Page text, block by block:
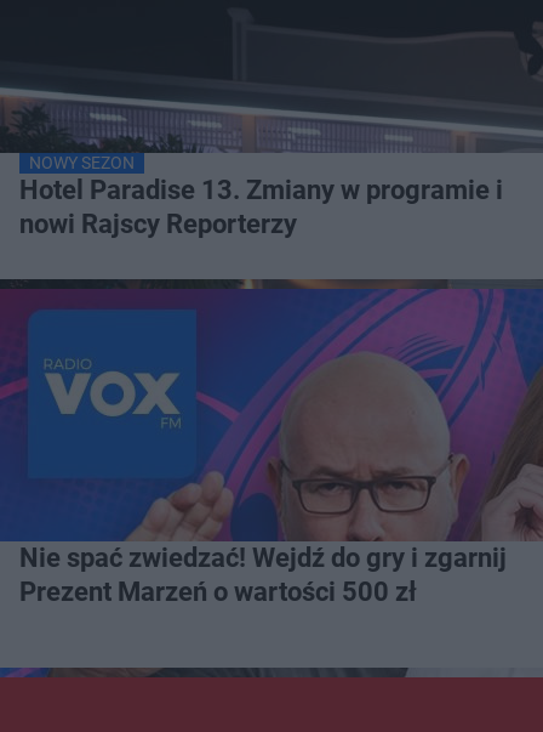
NOWY SEZON
Hotel Paradise 13. Zmiany w programie i
nowi Rajscy Reporterzy
Nie spać zwiedzać! Wejdź do gry i zgarnij
Prezent Marzeń o wartości 500 zł